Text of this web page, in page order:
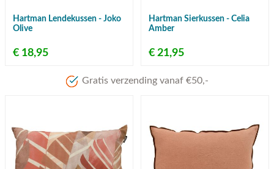
Hartman Lendekussen - Joko
Olive
€ 18,95
Hartman Sierkussen - Celia
Amber
€ 21,95
Gratis verzending vanaf €50,-